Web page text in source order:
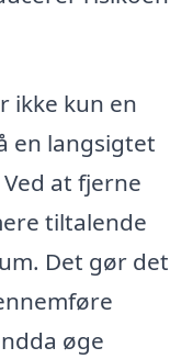
ikke kun en
en langsigtet
at fjerne
tiltalende
Det gør det
øge